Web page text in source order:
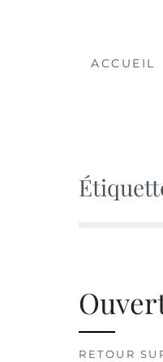
LAACCUEIL
RETOUR